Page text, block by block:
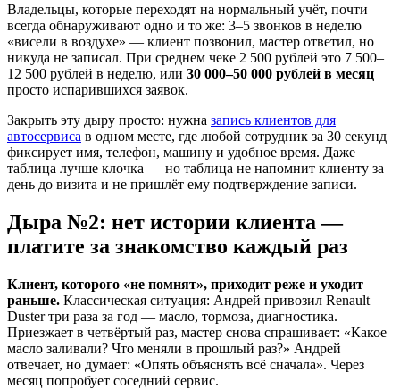
Владельцы, которые переходят на нормальный учёт, почти
всегда обнаруживают одно и то же: 3–5 звонков в неделю
«висели в воздухе» — клиент позвонил, мастер ответил, но
никуда не записал. При среднем чеке 2 500 рублей это 7 500–
12 500 рублей в неделю, или 30 000–50 000 рублей в месяц
просто испарившихся заявок.
Закрыть эту дыру просто: нужна запись клиентов для
автосервиса в одном месте, где любой сотрудник за 30 секунд
фиксирует имя, телефон, машину и удобное время. Даже
таблица лучше клочка — но таблица не напомнит клиенту за
день до визита и не пришлёт ему подтверждение записи.
Дыра №2: нет истории клиента —
платите за знакомство каждый раз
Клиент, которого «не помнят», приходит реже и уходит
раньше. Классическая ситуация: Андрей привозил Renault
Duster три раза за год — масло, тормоза, диагностика.
Приезжает в четвёртый раз, мастер снова спрашивает: «Какое
масло заливали? Что меняли в прошлый раз?» Андрей
отвечает, но думает: «Опять объяснять всё сначала». Через
месяц попробует соседний сервис.